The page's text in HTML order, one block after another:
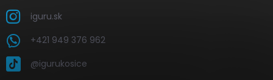
iguru.sk
+421 949 376 962
@igurukosice